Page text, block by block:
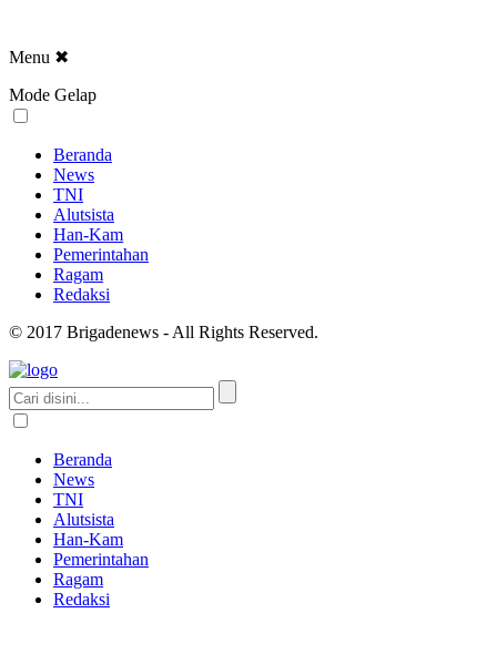
Menu ✖
Mode Gelap
Beranda
News
TNI
Alutsista
Han-Kam
Pemerintahan
Ragam
Redaksi
© 2017 Brigadenews - All Rights Reserved.
Beranda
News
TNI
Alutsista
Han-Kam
Pemerintahan
Ragam
Redaksi